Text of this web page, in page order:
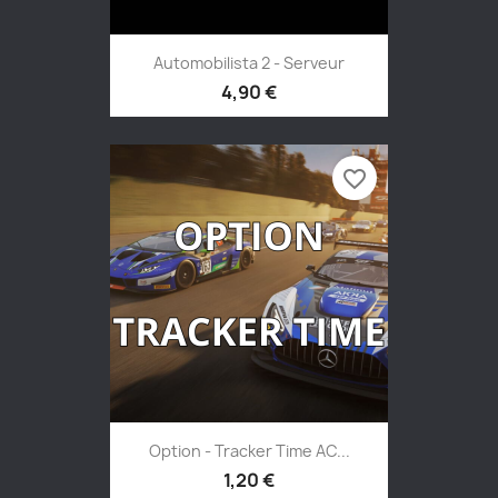
Automobilista 2 - Serveur
4,90 €
Option - Tracker Time AC...
1,20 €
favorite_border